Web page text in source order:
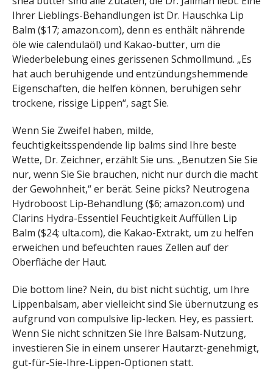
Ihrer Lieblings-Behandlungen ist Dr. Hauschka Lip
Balm ($17; amazon.com), denn es enthält nährende
öle wie calendulaöl) und Kakao-butter, um die
Wiederbelebung eines gerissenen Schmollmund. „Es
hat auch beruhigende und entzündungshemmende
Eigenschaften, die helfen können, beruhigen sehr
trockene, rissige Lippen“, sagt Sie.
Wenn Sie Zweifel haben, milde,
feuchtigkeitsspendende lip balms sind Ihre beste
Wette, Dr. Zeichner, erzählt Sie uns. „Benutzen Sie Sie
nur, wenn Sie Sie brauchen, nicht nur durch die macht
der Gewohnheit,“ er berät. Seine picks? Neutrogena
Hydroboost Lip-Behandlung ($6; amazon.com) und
Clarins Hydra-Essentiel Feuchtigkeit Auffüllen Lip
Balm ($24; ulta.com), die Kakao-Extrakt, um zu helfen
erweichen und befeuchten raues Zellen auf der
Oberfläche der Haut.
Die bottom line? Nein, du bist nicht süchtig, um Ihre
Lippenbalsam, aber vielleicht sind Sie übernutzung es
aufgrund von compulsive lip-lecken. Hey, es passiert.
Wenn Sie nicht schnitzen Sie Ihre Balsam-Nutzung,
investieren Sie in einem unserer Hautarzt-genehmigt,
gut-für-Sie-Ihre-Lippen-Optionen statt.